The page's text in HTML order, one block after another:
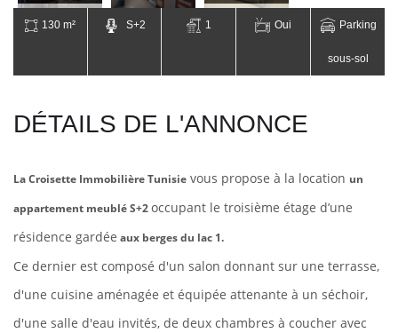
130 m² S+2 1 Oui Parking
sous-sol
DÉTAILS DE L'ANNONCE
La Croisette Immobilière Tunisie vous propose à la location un
appartement meublé S+2occupant le troisième étage d’une
résidence gardée aux berges du lac 1.
Ce dernier est composé d'un salon donnant sur une terrasse,
d'une cuisine aménagée et équipée attenante à un séchoir,
d'une salle d'eau invités, de deux chambres à coucher avec